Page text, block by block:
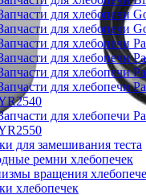
для хлебопечи
для хлебопечи
для хлебопечи
для хлебопечи
для хлебопечи
для хлебопечи
для хлебопечи
для замешивания теста
ремни хлебопечек
вращения
хлебопечек